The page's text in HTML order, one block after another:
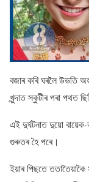
বজাৰ কৰি ঘৰলৈ উভতি
খুন্দাত স্কুটীৰ পৰা পথত
এই দুৰ্ঘটনাত দুয়াে
গুৰুতৰ হৈ পৰে।
ইয়াৰ পিছতে ততাতৈয়াকৈ